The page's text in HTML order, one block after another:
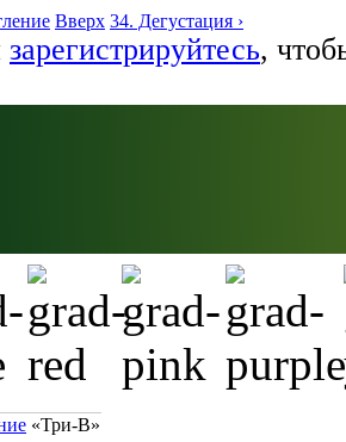
Вверх 34. Дегустация ›
зарегистрируйтесь,
«Три-В»